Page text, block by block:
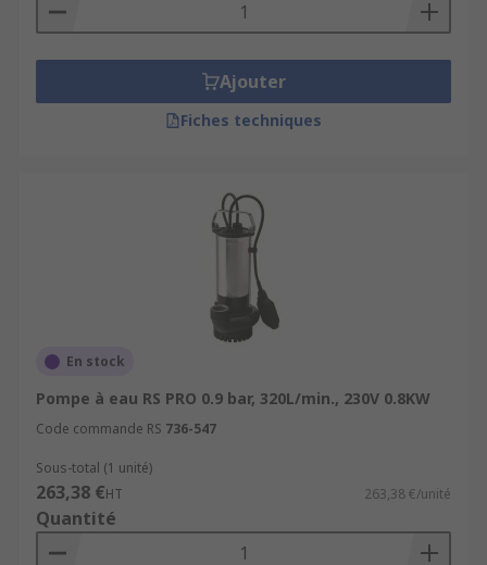
Aquariums
Ajouter
Fiches techniques
En stock
Pompe à eau RS PRO 0.9 bar, 320L/min., 230V 0.8KW
Code commande RS 736-547
Sous-total (1 unité)
263,38 €HT 263,38 €/unité
Quantité